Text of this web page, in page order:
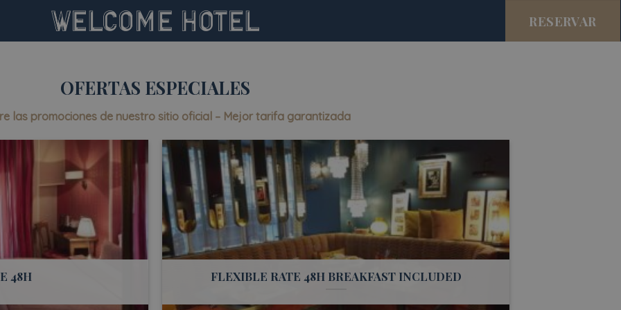
RESERVAR
OFERTAS ESPECIALES
las promociones de nuestro sitio oficial – Mejor tarifa garantizada
48H FLEXIBLE RATE 48H BREAKFAST INCLUDED